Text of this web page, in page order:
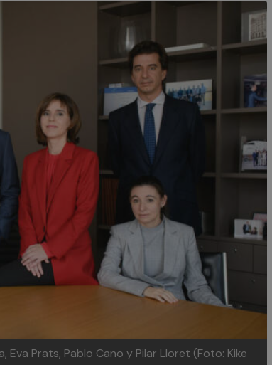
Eva Prats, Pablo Cano y Pilar Lloret (Foto: Kike